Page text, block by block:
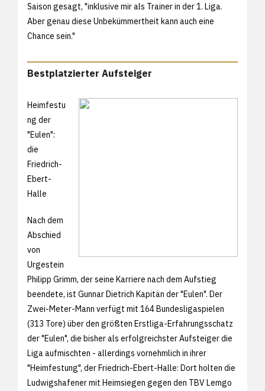
Saison gesagt, "inklusive mir als Trainer in der 1. Liga.
Aber genau diese Unbekümmertheit kann auch eine
Chance sein."
Bestplatzierter Aufsteiger
Heimfestu
ng der
"Eulen":
die
Friedrich-
Ebert-
Halle
Nach dem
Abschied
von
Urgestein
Philipp Grimm, der seine Karriere nach dem Aufstieg
beendete, ist Gunnar Dietrich Kapitän der "Eulen". Der
Zwei-Meter-Mann verfügt mit 164 Bundesligaspielen
(313 Tore) über den größten Erstliga-Erfahrungsschatz
der "Eulen", die bisher als erfolgreichster Aufsteiger die
Liga aufmischten - allerdings vornehmlich in ihrer
"Heimfestung", der Friedrich-Ebert-Halle: Dort holten die
Ludwigshafener mit Heimsiegen gegen den TBV Lemgo